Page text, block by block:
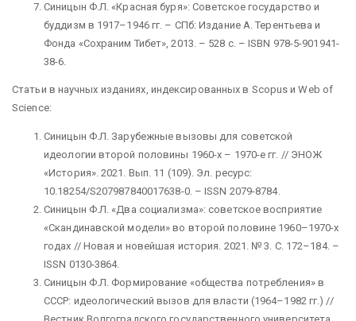
Синицын Ф.Л. «Красная буря»: Советское государство и
буддизм в 1917–1946 гг. – СПб: Издание А. Терентьева и
Фонда «Сохраним Тибет», 2013. – 528 с. – ISBN 978-5-901941-
38-6.
Статьи в научных изданиях, индексированных в Scopus и Web of
Science:
Синицын Ф.Л. Зарубежные вызовы для советской
идеологии второй половины 1960-х – 1970-е гг. // ЭНОЖ
«История». 2021. Вып. 11 (109). Эл. ресурс:
10.18254/S207987840017638-0. – ISSN 2079-8784.
Синицын Ф.Л. «Два социализма»: советское восприятие
«Скандинавской модели» во второй половине 1960–1970-х
годах // Новая и новейшая история. 2021. № 3. С. 172–184. –
ISSN 0130-3864.
Синицын Ф.Л. Формирование «общества потребления» в
СССР: идеологический вызов для власти (1964–1982 гг.) //
Вестник Волгоградского государственного университета.